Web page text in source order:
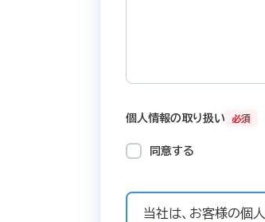
必須
個人情報の取り扱い
同意する
当社は、お客様の個